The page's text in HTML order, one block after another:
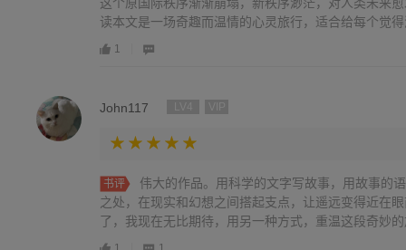
读本文是一场奇趣而温情的心灵旅行，适合给每个觉
1
John117
书评
伟大的作品。用科学的文字写故事，用故事的
之处，在现实和幻想之间搭起支点，让遥远变得近在
了，我现在无比期待，用另一种方式，重温这段奇妙